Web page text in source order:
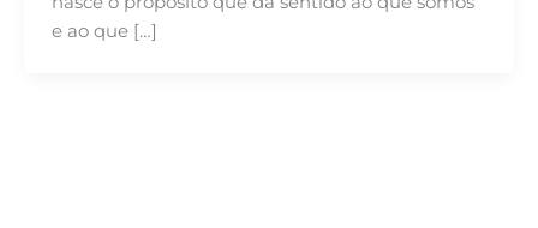
e ao que […]